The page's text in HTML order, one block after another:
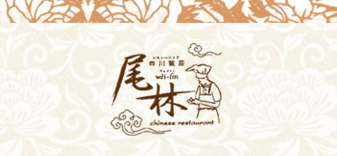
料理[尾林～
のお知らせ。
lin（ウェイリン）]のブログ。デートや接